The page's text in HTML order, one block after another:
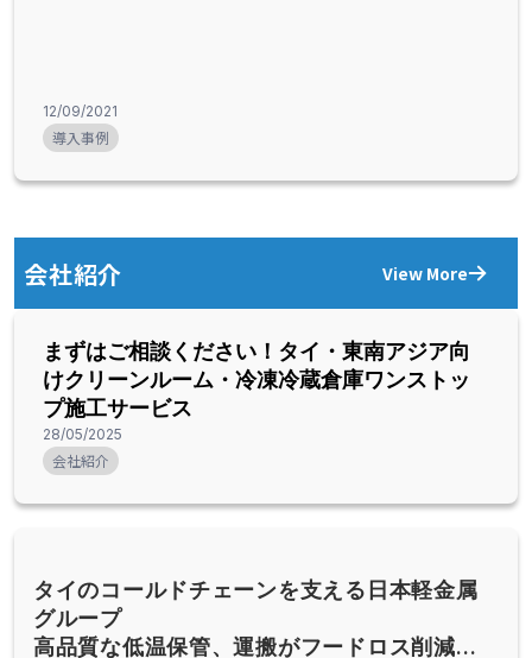
12/09/2021
導入事例
会社紹介 View More
まずはご相談ください！タイ・東南アジア向
けクリーンルーム・冷凍冷蔵倉庫ワンストッ
プ施工サービス
28/05/2025
会社紹介
タイのコールドチェーンを支える日本軽金属
グループ
高品質な低温保管、運搬がフードロス削減に